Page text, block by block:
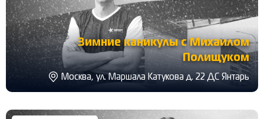
Зимние каникулы с Михаилом
Полищуком
Москва, ул. Маршала Катукова д. 22 ДС Янтарь